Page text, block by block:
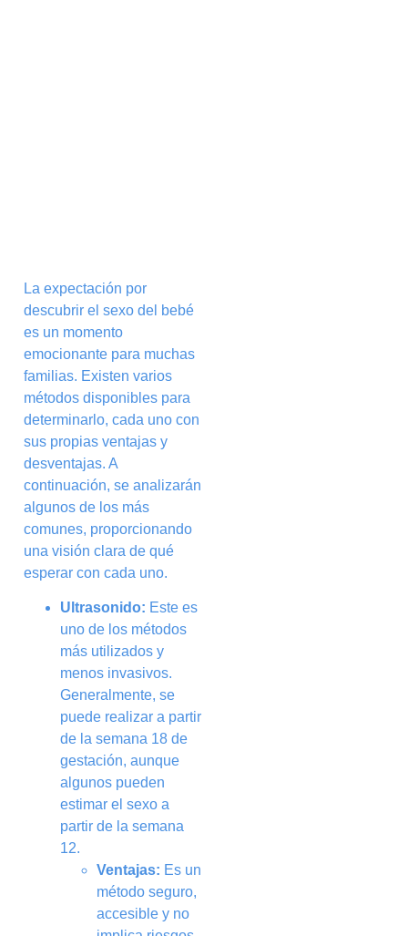
La expectación por
descubrir el sexo del bebé
es un momento
emocionante para muchas
familias. Existen varios
métodos disponibles para
determinarlo, cada uno con
sus propias ventajas y
desventajas. A
continuación, se analizarán
algunos de los más
comunes, proporcionando
una visión clara de qué
esperar con cada uno.
Ultrasonido: Este es
uno de los métodos
más utilizados y
menos invasivos.
Generalmente, se
puede realizar a partir
de la semana 18 de
gestación, aunque
algunos pueden
estimar el sexo a
partir de la semana
12.
Ventajas: Es un
método seguro,
accesible y no